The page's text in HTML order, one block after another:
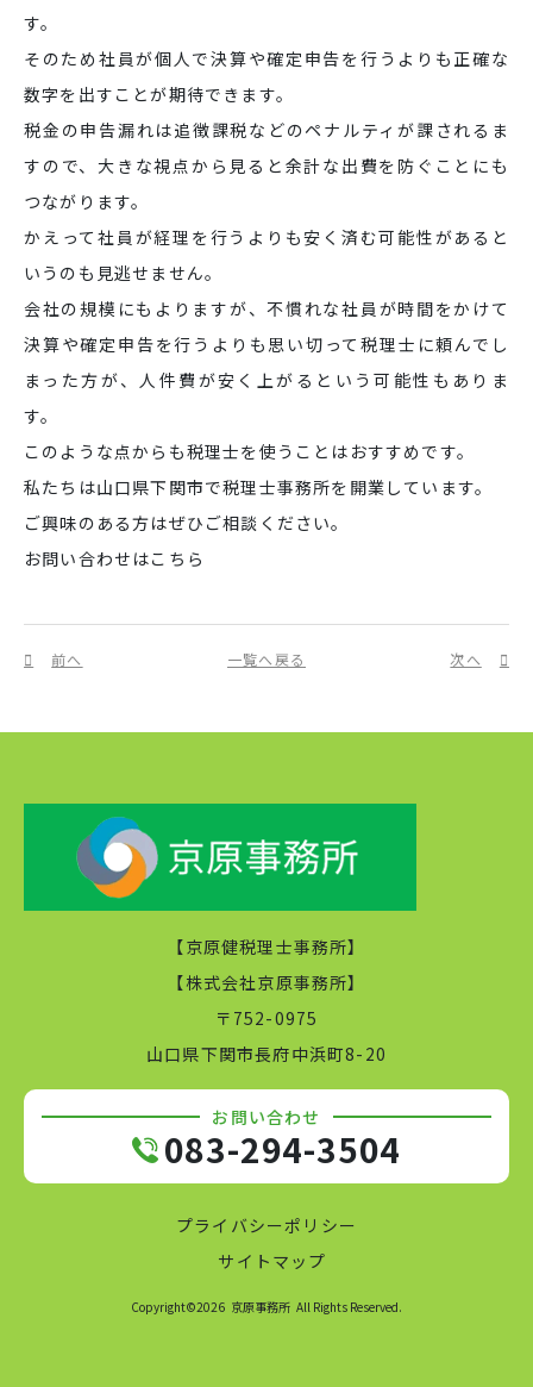
す。
そのため社員が個人で決算や確定申告を行うよりも正確な
数字を出すことが期待できます。
税金の申告漏れは追徴課税などのペナルティが課されるま
すので、大きな視点から見ると余計な出費を防ぐことにも
つながります。
かえって社員が経理を行うよりも安く済む可能性があると
いうのも見逃せません。
会社の規模にもよりますが、不慣れな社員が時間をかけて
決算や確定申告を行うよりも思い切って税理士に頼んでし
まった方が、人件費が安く上がるという可能性もありま
す。
このような点からも税理士を使うことはおすすめです。
私たちは山口県下関市で税理士事務所を開業しています。
ご興味のある方はぜひご相談ください。
お問い合わせはこちら
前へ 一覧へ戻る 次へ
【京原健税理士事務所】
【株式会社京原事務所】
〒752-0975
山口県下関市長府中浜町8-20
お問い合わせ
083-294-3504
プライバシーポリシー
サイトマップ
Copyright©2026 京原事務所 All Rights Reserved.